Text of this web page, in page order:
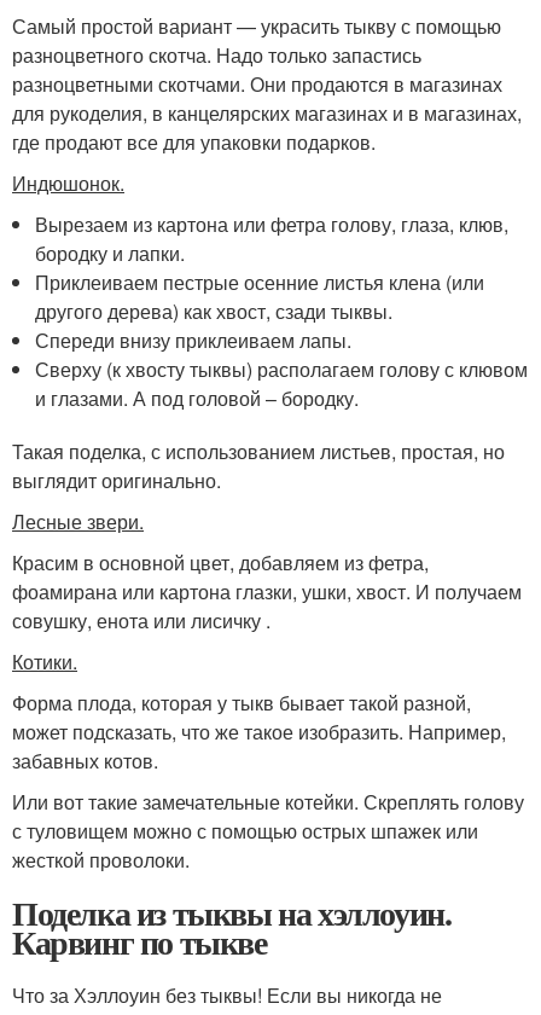
Самый простой вариант — украсить тыкву с помощью
разноцветного скотча. Надо только запастись
разноцветными скотчами. Они продаются в магазинах
для рукоделия, в канцелярских магазинах и в магазинах,
где продают все для упаковки подарков.
Индюшонок.
Вырезаем из картона или фетра голову, глаза, клюв,
бородку и лапки.
Приклеиваем пестрые осенние листья клена (или
другого дерева) как хвост, сзади тыквы.
Спереди внизу приклеиваем лапы.
Сверху (к хвосту тыквы) располагаем голову с клювом
и глазами. А под головой – бородку.
Такая поделка, с использованием листьев, простая, но
выглядит оригинально.
Лесные звери.
Красим в основной цвет, добавляем из фетра,
фоамирана или картона глазки, ушки, хвост. И получаем
совушку, енота или лисичку .
Котики.
Форма плода, которая у тыкв бывает такой разной,
может подсказать, что же такое изобразить. Например,
забавных котов.
Или вот такие замечательные котейки. Скреплять голову
с туловищем можно с помощью острых шпажек или
жесткой проволоки.
Поделка из тыквы на хэллоуин.
Карвинг по тыкве
Что за Хэллоуин без тыквы! Если вы никогда не